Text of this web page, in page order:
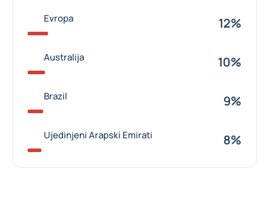
Evropa 12%
Australija 10%
Brazil 9%
Ujedinjeni Arapski Emirati 8%